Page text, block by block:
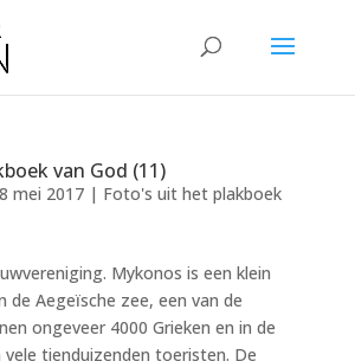
van God (11)
8 mei 2017 | Foto's uit het plakboek
Mykonos is een klein
de Aegeïsche zee, een van de
ongeveer 4000 Grieken en in de
tienduizenden toeristen. De